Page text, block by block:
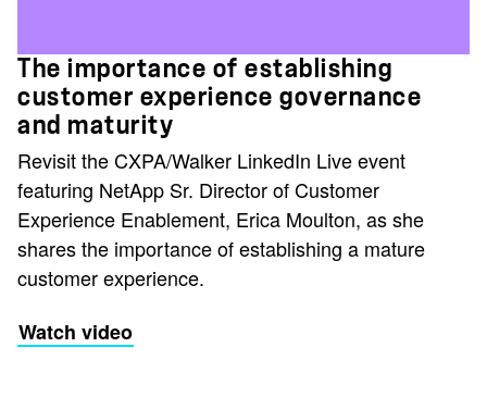
The importance of establishing
customer experience governance
and maturity
Revisit the CXPA/Walker LinkedIn Live event
featuring NetApp Sr. Director of Customer
Experience Enablement, Erica Moulton, as she
shares the importance of establishing a mature
customer experience.
Watch video